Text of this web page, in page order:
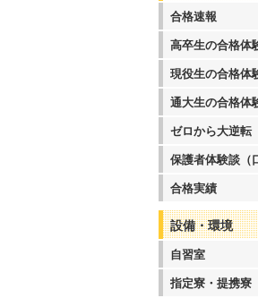
合格速報
高卒生の合格体
現役生の合格体
通大生の合格体
ゼロから大逆転
保護者体験談（
合格実績
設備・環境
自習室
指定寮・提携寮